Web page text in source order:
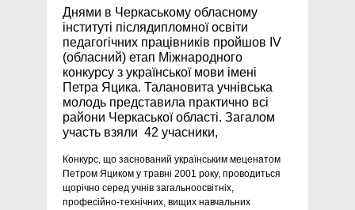
Днями в Черкаському обласному
інституті післядипломної освіти
педагогічних працівників пройшов ІV
(обласний) етап Міжнародного
конкурсу з української мови імені
Петра Яцика. Талановита учнівська
молодь представила практично всі
райони Черкаської області. Загалом
участь взяли 42 учасники,
Конкурс, що заснований українським меценатом
Петром Яциком у травні 2001 року, проводиться
щорічно серед учнів загальноосвітніх,
професійно-технічних, вищих навчальних